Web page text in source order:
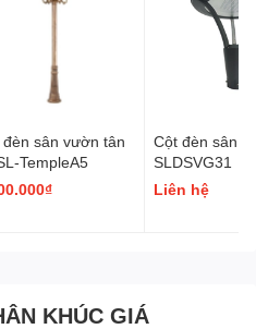
đèn sân vườn tân
TempleA5
Cột đèn sân
SLDSVG31
Liên hệ
KHÚC GIÁ